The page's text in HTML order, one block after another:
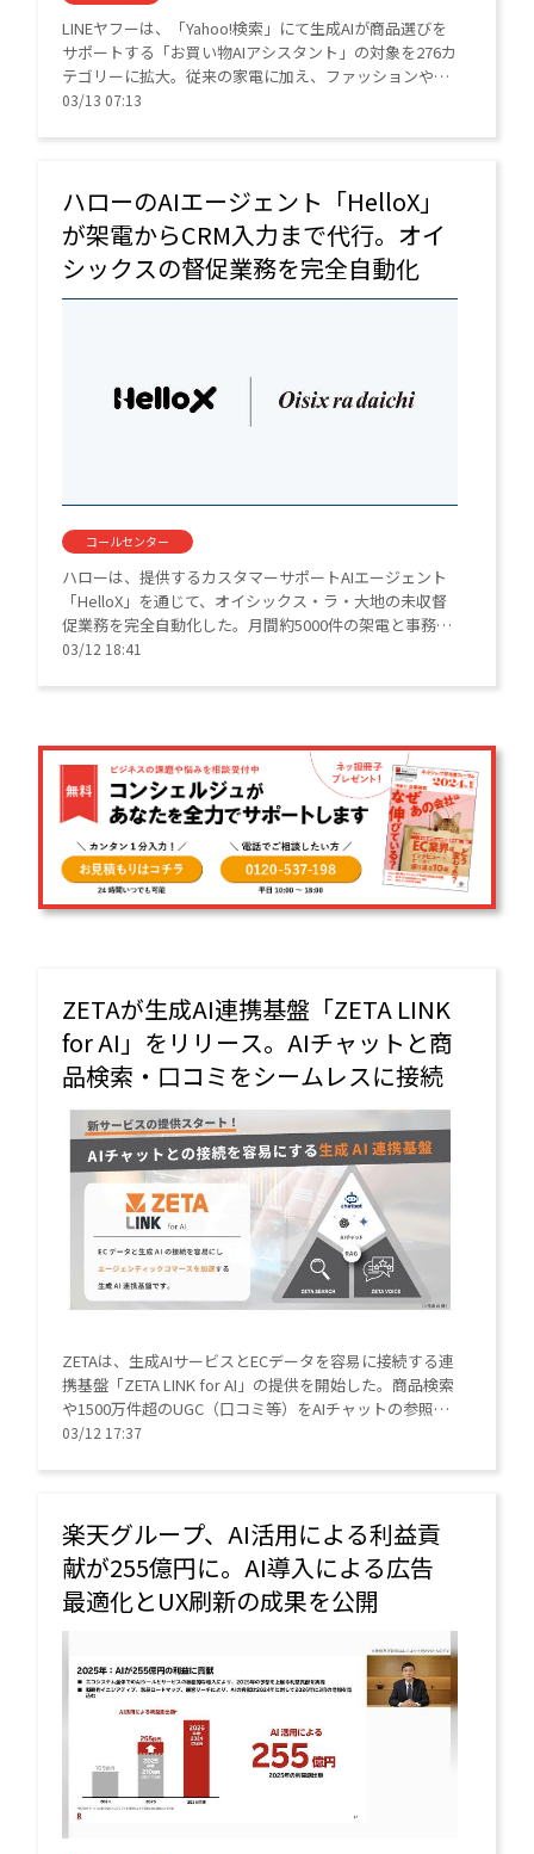
LINEヤフーは、「Yahoo!検索」にて生成AIが商品選びを
サポートする「お買い物AIアシスタント」の対象を276カ
テゴリーに拡大。従来の家電に加え、ファッションや食
品、化粧品など幅広いジャンルでAIがユーザーに最適な
03/13 07:13
ハローのAIエージェント「HelloX」
が架電からCRM入力まで代行。オイ
シックスの督促業務を完全自動化
コールセンター
ハローは、提供するカスタマーサポートAIエージェント
「HelloX」を通じて、オイシックス・ラ・大地の未収督
促業務を完全自動化した。月間約5000件の架電と事務作
業をAIが担い、1億円近い回収業務を遂行。スタッフを精
03/12 18:41
ZETAが生成AI連携基盤「ZETA LINK
for AI」をリリース。AIチャットと商
品検索・口コミをシームレスに接続
ZETAは、生成AIサービスとECデータを容易に接続する連
携基盤「ZETA LINK for AI」の提供を開始した。商品検索
や1500万件超のUGC（口コミ等）をAIチャットの参照ソ
ースとすることで、根拠のある接客とCVR向上を実現。
03/12 17:37
楽天グループ、AI活用による利益貢
献が255億円に。AI導入による広告
最適化とUX刷新の成果を公開